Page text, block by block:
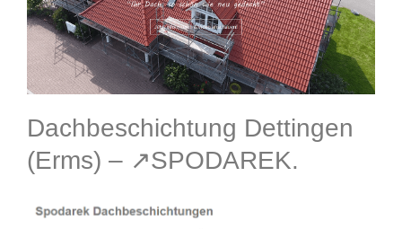
Dachbeschichtung Dettingen
(Erms) – ↗️SPODAREK.